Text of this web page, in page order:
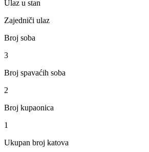
Ulaz u stan
Zajedniči ulaz
Broj soba
3
Broj spavaćih soba
2
Broj kupaonica
1
Ukupan broj katova